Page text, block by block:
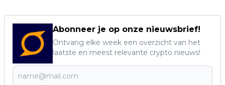
Abonneer je op onze nieuwsbrief!
Ontvang elke week een overzicht van het
laatste en meest relevante crypto nieuws!